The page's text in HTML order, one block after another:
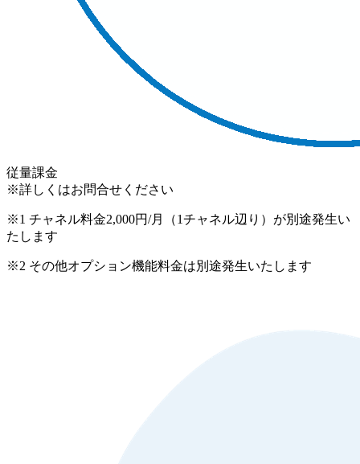
従量課金
※詳しくはお問合せください
※1 チャネル料金2,000円/月（1チャネル辺り）が別途発生い
たします
※2 その他オプション機能料金は別途発生いたします